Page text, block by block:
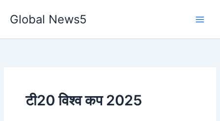
Global News5
टी20 विश्व कप 2025